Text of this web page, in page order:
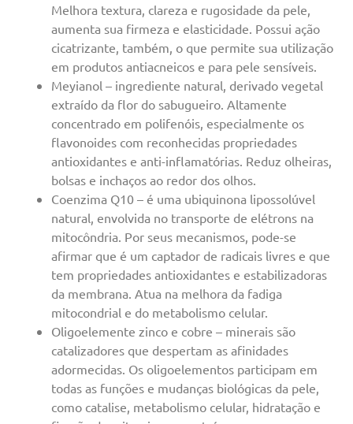
Melhora textura, clareza e rugosidade da pele,
aumenta sua firmeza e elasticidade. Possui ação
cicatrizante, também, o que permite sua utilização
em produtos antiacneicos e para pele sensíveis.
Meyianol – ingrediente natural, derivado vegetal
extraído da flor do sabugueiro. Altamente
concentrado em polifenóis, especialmente os
flavonoides com reconhecidas propriedades
antioxidantes e anti-inflamatórias. Reduz olheiras,
bolsas e inchaços ao redor dos olhos.
Coenzima Q10 – é uma ubiquinona lipossolúvel
natural, envolvida no transporte de elétrons na
mitocôndria. Por seus mecanismos, pode-se
afirmar que é um captador de radicais livres e que
tem propriedades antioxidantes e estabilizadoras
da membrana. Atua na melhora da fadiga
mitocondrial e do metabolismo celular.
Oligoelemente zinco e cobre – minerais são
catalizadores que despertam as afinidades
adormecidas. Os oligoelementos participam em
todas as funções e mudanças biológicas da pele,
como catalise, metabolismo celular, hidratação e